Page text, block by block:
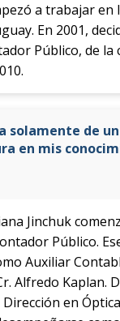
a trabajar en
En 2001,
Público, de la
solamente de
en mis
Jinchuk
Público.
Auxiliar
Alfredo Kaplan.
en